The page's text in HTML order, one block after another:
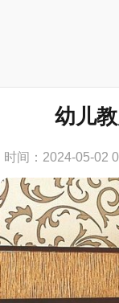
幼儿
时间：2024-05-02